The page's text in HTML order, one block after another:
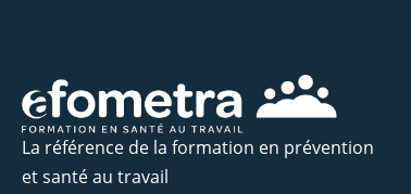
La référence de la formation en prévention
et santé au travail